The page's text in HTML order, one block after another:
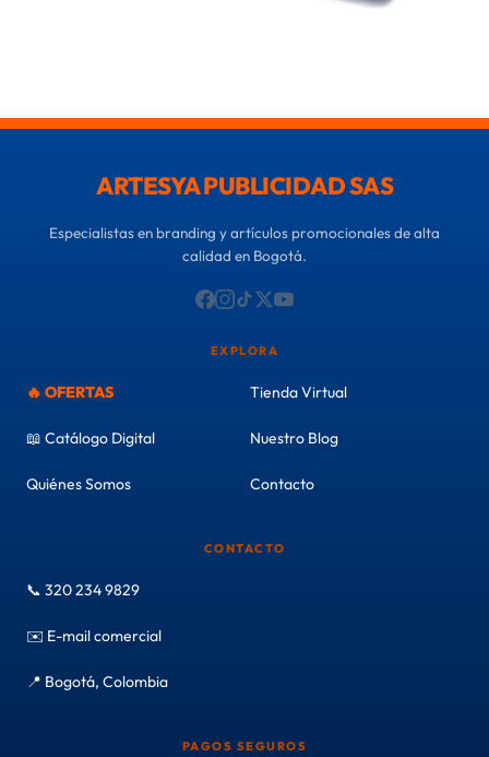
ARTESYA PUBLICIDAD SAS
Especialistas en branding y artículos promocionales de alta
calidad en Bogotá.
EXPLORA
🔥 OFERTAS Tienda Virtual
📖 Catálogo Digital Nuestro Blog
Quiénes Somos Contacto
CONTACTO
📞 320 234 9829
✉️ E-mail comercial
📍 Bogotá, Colombia
PAGOS SEGUROS